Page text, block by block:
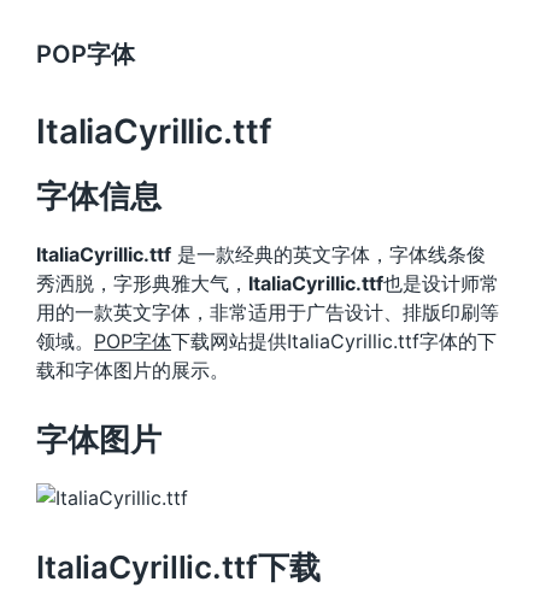
POP字体
ItaliaCyrillic.ttf
字体信息
ItaliaCyrillic.ttf 是一款经典的英文字体，字体线条俊
秀洒脱，字形典雅大气， ItaliaCyrillic.ttf也是设计师常
用的一款英文字体，非常适用于广告设计、排版印刷等
领域。 POP字体下载网站提供ItaliaCyrillic.ttf字体的下
载和字体图片的展示。
字体图片
ItaliaCyrillic.ttf下载